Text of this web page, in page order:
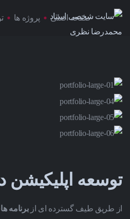
صفحه اصلی پروژه ها
توسعه اپلیکیشن
از طریق طیف گسترده ای ازبرنامه